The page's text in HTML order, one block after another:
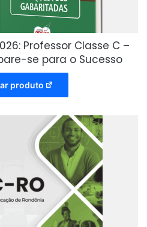
Professor Classe C –
se para o Sucesso
produto